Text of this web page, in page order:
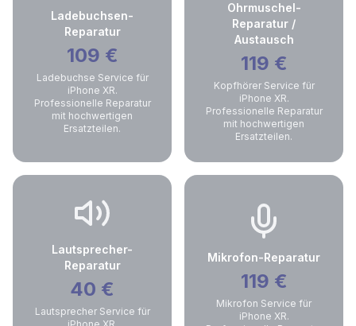
Ladebuchsen-
Reparatur
109 €
Ladebuchse Service für
iPhone XR.
Professionelle Reparatur
mit hochwertigen
Ersatzteilen.
Ohrmuschel-
Reparatur /
Austausch
119 €
Kopfhörer Service für
iPhone XR.
Professionelle Reparatur
mit hochwertigen
Ersatzteilen.
Lautsprecher-
Reparatur
40 €
Lautsprecher Service für
Mikrofon-Reparatur
119 €
Mikrofon Service für
iPhone XR.